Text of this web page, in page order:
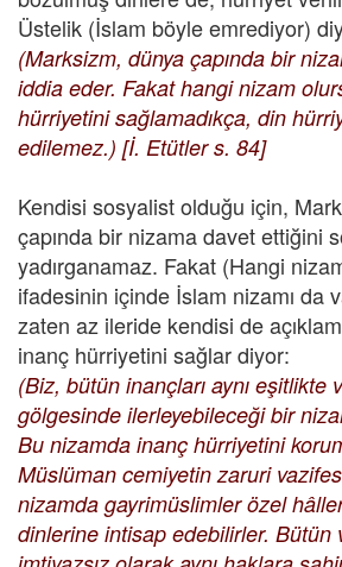
Üstelik (İslam böyle emrediyor)
(Marksizm, dünya çapında bir
iddia eder. Fakat hangi nizam
hürriyetini sağlamadıkça, din
edilemez.) [İ. Etütler s. 84]
Kendisi sosyalist olduğu için,
çapında bir nizama davet ettiğini
yadırganamaz. Fakat (Hangi
ifadesinin içinde İslam nizamı da
zaten az ileride kendisi de
inanç hürriyetini sağlar diyor:
(Biz, bütün inançları aynı eşitlikte
gölgesinde ilerleyebileceği bir
Bu nizamda inanç hürriyetini
Müslüman cemiyetin zaruri
nizamda gayrimüslimler özel
dinlerine intisap edebilirler. Bütün